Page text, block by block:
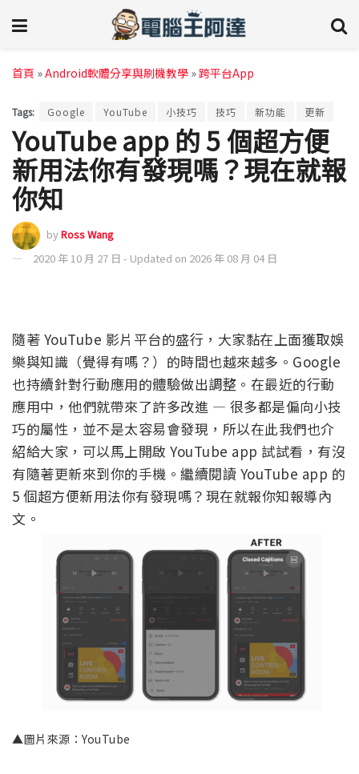
首頁 »Android軟體分享與刷機教學 »跨平台App
Tags: Google YouTube 小技巧 技巧 新功能 更新
YouTube app 的 5 個超方便
新用法你有發現嗎？現在就報
你知
byRoss Wang
2020 年 10 月 27 日 - Updated on 2026 年 08 月 04 日
隨著 YouTube 影片平台的盛行，大家黏在上面獲取娛
樂與知識（覺得有嗎？）的時間也越來越多。Google
也持續針對行動應用的體驗做出調整。在最近的行動
應用中，他們就帶來了許多改進 — 很多都是偏向小技
巧的屬性，並不是太容易會發現，所以在此我們也介
紹給大家，可以馬上開啟 YouTube app 試試看，有沒
有隨著更新來到你的手機。繼續閱讀 YouTube app 的
5 個超方便新用法你有發現嗎？現在就報你知報導內
文。
▲圖片來源：YouTube